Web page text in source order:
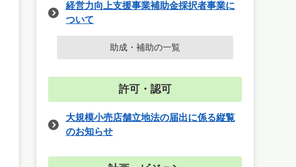
経営力向上支援事業補助金採択者事業に
ついて
助成・補助の一覧
許可・認可
大規模小売店舗立地法の届出に係る縦覧
のお知らせ